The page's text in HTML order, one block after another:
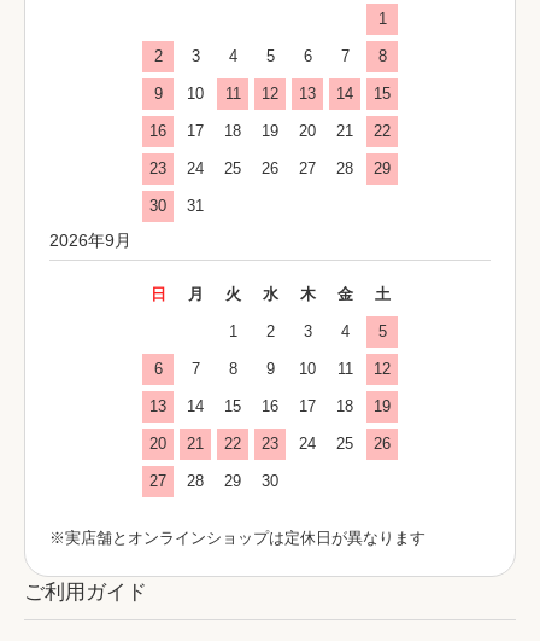
1
2 3 4 5 6 7 8
9 10 11 12 13 14 15
16 17 18 19 20 21 22
23 24 25 26 27 28 29
30 31
2026年9月
日 月 火 水 木 金 土
1 2 3 4 5
6 7 8 9 10 11 12
13 14 15 16 17 18 19
20 21 22 23 24 25 26
27 28 29 30
※実店舗とオンラインショップは定休日が異なります
ご利用ガイド